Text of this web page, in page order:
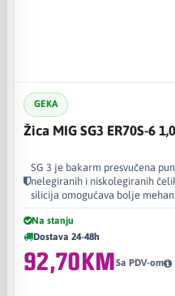
GEKA
Žica MIG SG3 ER70S-6
SG 3 je bakarm presvučena
nelegiranih i niskolegiranih
silicija omogućava bolje
Na stanju
Dostava 24-48h
92,70KMSa PDV-om